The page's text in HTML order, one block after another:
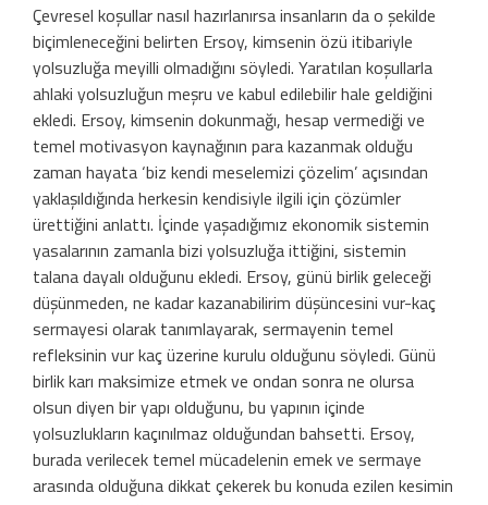
Çevresel koşullar nasıl hazırlanırsa insanların da o şekilde
biçimleneceğini belirten Ersoy, kimsenin özü itibariyle
yolsuzluğa meyilli olmadığını söyledi. Yaratılan koşullarla
ahlaki yolsuzluğun meşru ve kabul edilebilir hale geldiğini
ekledi. Ersoy, kimsenin dokunmağı, hesap vermediği ve
temel motivasyon kaynağının para kazanmak olduğu
zaman hayata ‘biz kendi meselemizi çözelim’ açısından
yaklaşıldığında herkesin kendisiyle ilgili için çözümler
ürettiğini anlattı. İçinde yaşadığımız ekonomik sistemin
yasalarının zamanla bizi yolsuzluğa ittiğini, sistemin
talana dayalı olduğunu ekledi. Ersoy, günü birlik geleceği
düşünmeden, ne kadar kazanabilirim düşüncesini vur-kaç
sermayesi olarak tanımlayarak, sermayenin temel
refleksinin vur kaç üzerine kurulu olduğunu söyledi. Günü
birlik karı maksimize etmek ve ondan sonra ne olursa
olsun diyen bir yapı olduğunu, bu yapının içinde
yolsuzlukların kaçınılmaz olduğundan bahsetti. Ersoy,
burada verilecek temel mücadelenin emek ve sermaye
arasında olduğuna dikkat çekerek bu konuda ezilen kesimin